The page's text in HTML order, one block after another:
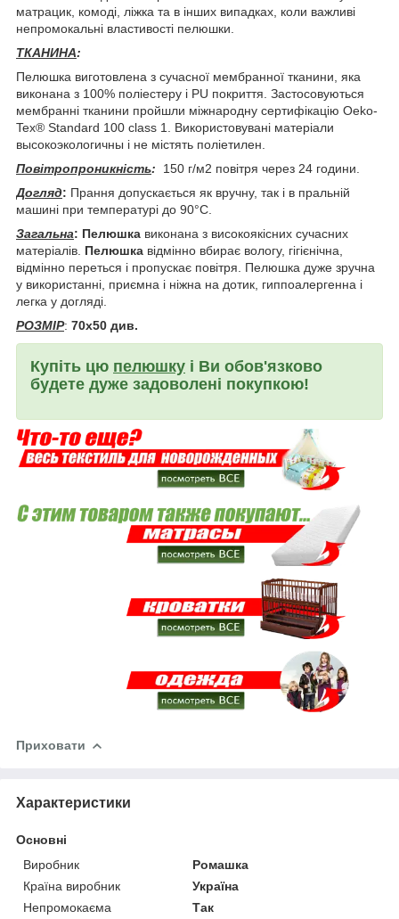
матрацик, комоді, ліжка та в інших випадках, коли важливі
непромокальні властивості пелюшки.
ТКАНИНА:
Пелюшка виготовлена з сучасної мембранної тканини, яка
виконана з 100% поліестеру і PU покриття. Застосовуються
мембранні тканини пройшли міжнародну сертифікацію Oeko-
Tex® Standard 100 class 1. Використовувані матеріали
высокоэкологичны і не містять поліетилен.
Повітропроникність:
150 г/м2 повітря через 24 години.
Догляд: Прання допускається як вручну, так і в пральній
машині при температурі до 90°С.
Загальна: Пелюшка виконана з високоякісних сучасних
матеріалів. Пелюшка відмінно вбирає вологу, гігієнічна,
відмінно переться і пропускає повітря. Пелюшка дуже зручна
у використанні, приємна і ніжна на дотик, гиппоалергенна і
легка у догляді.
РОЗМІР: 70х50 див.
Купіть цю пелюшку і Ви обов'язково
будете дуже задоволені покупкою!
Приховати
Характеристики
Основні
Виробник
Ромашка
Країна виробник
Україна
Непромокаєма
Так